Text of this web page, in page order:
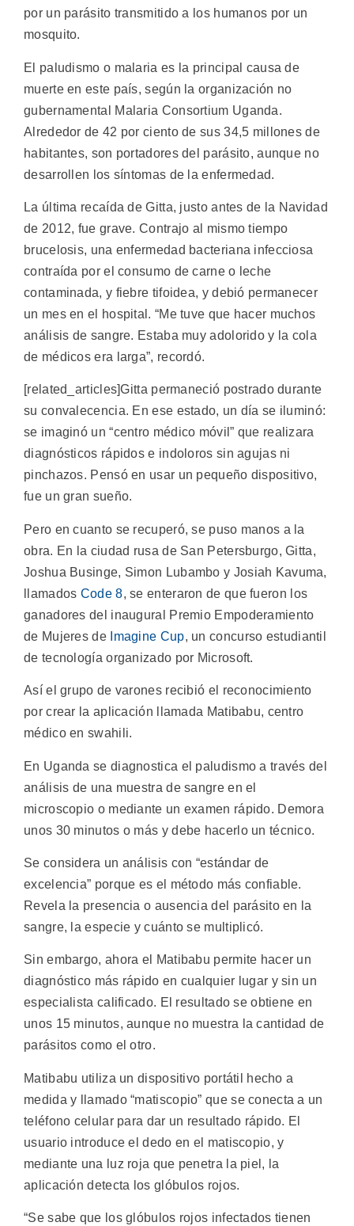
por un parásito transmitido a los humanos por un
mosquito.
El paludismo o malaria es la principal causa de
muerte en este país, según la organización no
gubernamental Malaria Consortium Uganda.
Alrededor de 42 por ciento de sus 34,5 millones de
habitantes, son portadores del parásito, aunque no
desarrollen los síntomas de la enfermedad.
La última recaída de Gitta, justo antes de la Navidad
de 2012, fue grave. Contrajo al mismo tiempo
brucelosis, una enfermedad bacteriana infecciosa
contraída por el consumo de carne o leche
contaminada, y fiebre tifoidea, y debió permanecer
un mes en el hospital. “Me tuve que hacer muchos
análisis de sangre. Estaba muy adolorido y la cola
de médicos era larga”, recordó.
[related_articles]Gitta permaneció postrado durante
su convalecencia. En ese estado, un día se iluminó:
se imaginó un “centro médico móvil” que realizara
diagnósticos rápidos e indoloros sin agujas ni
pinchazos. Pensó en usar un pequeño dispositivo,
fue un gran sueño.
Pero en cuanto se recuperó, se puso manos a la
obra. En la ciudad rusa de San Petersburgo, Gitta,
Joshua Businge, Simon Lubambo y Josiah Kavuma,
llamados Code 8, se enteraron de que fueron los
ganadores del inaugural Premio Empoderamiento
de Mujeres de Imagine Cup, un concurso estudiantil
de tecnología organizado por Microsoft.
Así el grupo de varones recibió el reconocimiento
por crear la aplicación llamada Matibabu, centro
médico en swahili.
En Uganda se diagnostica el paludismo a través del
análisis de una muestra de sangre en el
microscopio o mediante un examen rápido. Demora
unos 30 minutos o más y debe hacerlo un técnico.
Se considera un análisis con “estándar de
excelencia” porque es el método más confiable.
Revela la presencia o ausencia del parásito en la
sangre, la especie y cuánto se multiplicó.
Sin embargo, ahora el Matibabu permite hacer un
diagnóstico más rápido en cualquier lugar y sin un
especialista calificado. El resultado se obtiene en
unos 15 minutos, aunque no muestra la cantidad de
parásitos como el otro.
Matibabu utiliza un dispositivo portátil hecho a
medida y llamado “matiscopio” que se conecta a un
teléfono celular para dar un resultado rápido. El
usuario introduce el dedo en el matiscopio, y
mediante una luz roja que penetra la piel, la
aplicación detecta los glóbulos rojos.
“Se sabe que los glóbulos rojos infectados tienen